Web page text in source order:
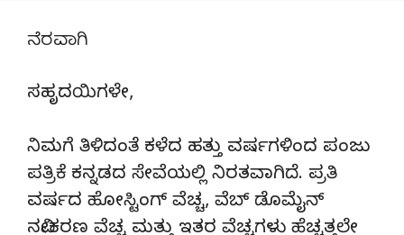
ನೆರವಾಗಿ
ಸಹೃದಯಿಗಳೇ,
ನಿಮಗೆ ತಿಳಿದಂತೆ ಕಳೆದ ಹತ್ತು ವರ್ಷಗಳಿಂದ ಪಂಜು
ಪತ್ರಿಕೆ ಕನ್ನಡದ ಸೇವೆಯಲ್ಲಿ ನಿರತವಾಗಿದೆ. ಪ್ರತಿ
ವರ್ಷದ ಹೋಸ್ಟಿಂಗ್‌ ವೆಚ್ಚ, ವೆಬ್‌ ಡೊಮೈನ್‌
ನವೀಕರಣ ವೆಚ್ಚ ಮತ್ತು ಇತರ ವೆಚ್ಚಗಳು ಹೆಚ್ಚತ್ತಲೇ